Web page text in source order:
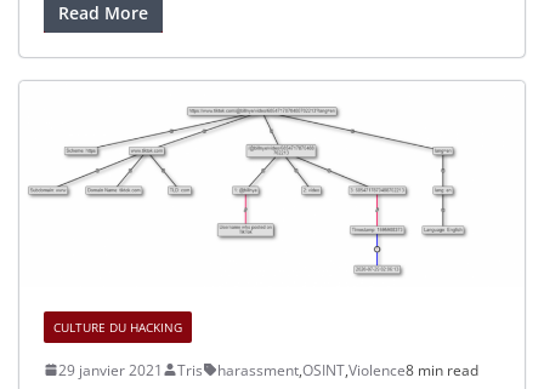
Read More
CULTURE DU HACKING
29 janvier 2021 Tris harassment,OSINT,Violence8 min read